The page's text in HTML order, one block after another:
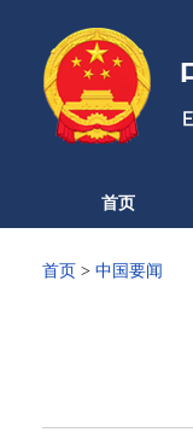
首页
首页 > 中国要闻